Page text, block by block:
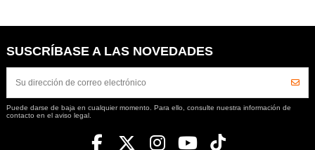
SUSCRÍBASE A LAS NOVEDADES
Puede darse de baja en cualquier momento. Para ello, consulte nuestra información de
contacto en el aviso legal.